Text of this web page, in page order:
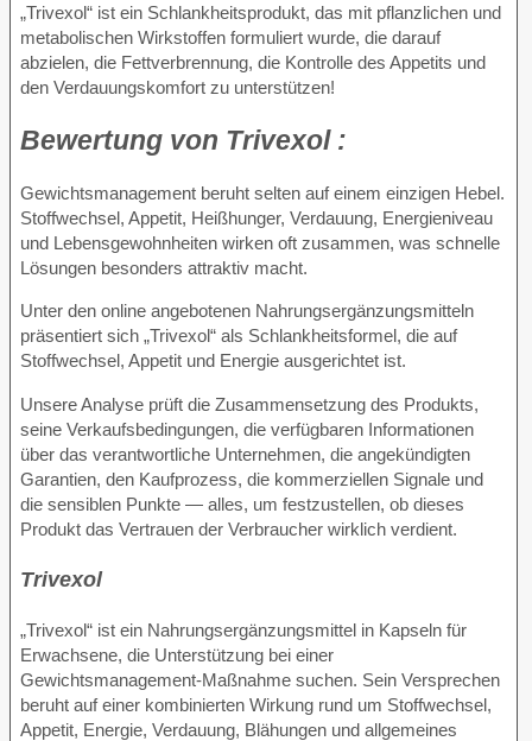
„Trivexol“ ist ein Schlankheitsprodukt, das mit pflanzlichen und
metabolischen Wirkstoffen formuliert wurde, die darauf
abzielen, die Fettverbrennung, die Kontrolle des Appetits und
den Verdauungskomfort zu unterstützen!
Bewertung von Trivexol :
Gewichtsmanagement beruht selten auf einem einzigen Hebel.
Stoffwechsel, Appetit, Heißhunger, Verdauung, Energieniveau
und Lebensgewohnheiten wirken oft zusammen, was schnelle
Lösungen besonders attraktiv macht.
Unter den online angebotenen Nahrungsergänzungsmitteln
präsentiert sich „Trivexol“ als Schlankheitsformel, die auf
Stoffwechsel, Appetit und Energie ausgerichtet ist.
Unsere Analyse prüft die Zusammensetzung des Produkts,
seine Verkaufsbedingungen, die verfügbaren Informationen
über das verantwortliche Unternehmen, die angekündigten
Garantien, den Kaufprozess, die kommerziellen Signale und
die sensiblen Punkte — alles, um festzustellen, ob dieses
Produkt das Vertrauen der Verbraucher wirklich verdient.
Trivexol
„Trivexol“ ist ein Nahrungsergänzungsmittel in Kapseln für
Erwachsene, die Unterstützung bei einer
Gewichtsmanagement-Maßnahme suchen. Sein Versprechen
beruht auf einer kombinierten Wirkung rund um Stoffwechsel,
Appetit, Energie, Verdauung, Blähungen und allgemeines